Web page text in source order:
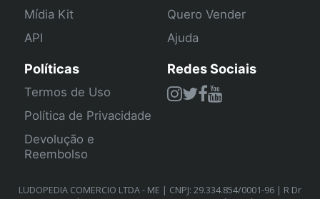
Mídia Kit
API
Quero Vender
Ajuda
Políticas
Termos de Uso
Política de Privacidade
Devolução e
Reembolso
Redes Sociais
LUDOPEDIA COMERCIO LTDA - ME | CNPJ: 29.334.854/0001-96 | R Dr